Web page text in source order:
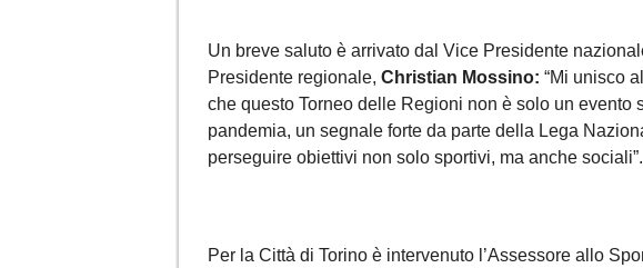
Un breve saluto è arrivato dal Vice Presidente
Presidente regionale, Christian Mossino: “Mi unisco
che questo Torneo delle Regioni non è solo un evento
pandemia, un segnale forte da parte della Lega
perseguire obiettivi non solo sportivi, ma anche sociali”.
Per la Città di Torino è intervenuto l’Assessore allo